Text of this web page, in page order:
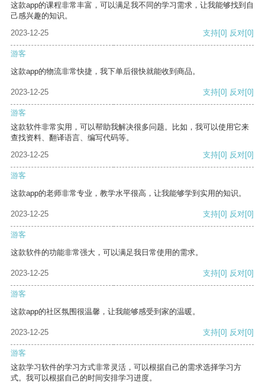
这款app的课程非常丰富，可以满足我不同的学习需求，让我能够找到自
己感兴趣的知识。
2023-12-25
支持[0] 反对[0]
游客
这款app的物流非常快捷，我下单后很快就能收到商品。
2023-12-25 支持[0] 反对[0]
游客
这款软件非常实用，可以帮助我解决很多问题。比如，我可以使用它来
查找资料、翻译语言、编写代码等。
2023-12-25
支持[0] 反对[0]
游客
这款app的老师非常专业，教学水平很高，让我能够学到实用的知识。
2023-12-25 支持[0] 反对[0]
游客
这款软件的功能非常强大，可以满足我日常使用的需求。
2023-12-25 支持[0] 反对[0]
游客
这款app的社区氛围很温馨，让我能够感受到家的温暖。
2023-12-25 支持[0] 反对[0]
游客
这款学习软件的学习方式非常灵活，可以根据自己的需求选择学习方
式。我可以根据自己的时间安排学习进度。